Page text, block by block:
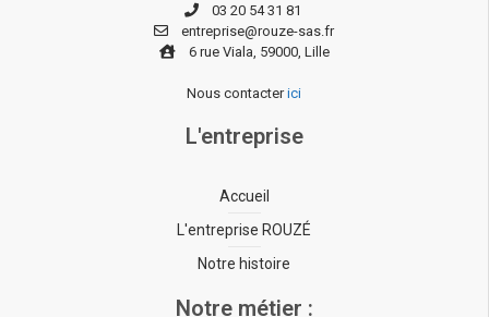
03 20 54 31 81
entreprise@rouze-sas.fr
6 rue Viala, 59000, Lille
Nous contacterici
L'entreprise
Accueil
L'entreprise ROUZÉ
Notre histoire
Notre métier :